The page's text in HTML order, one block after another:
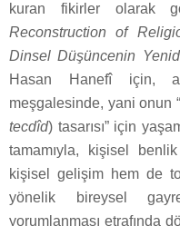
kuran fikirler olarak
Reconstruction of
Dinsel Düşüncenin
Hasan Hanefî için,
meşgalesinde, yani onun
tecdîd) tasarısı” için
tamamıyla, kişisel
kişisel gelişim hem de
yönelik bireysel
yorumlanması etrafında